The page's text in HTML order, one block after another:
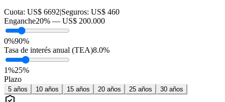
Cuota: US$ 6692|Seguros: US$ 460
Enganche20% — US$ 200.000
0%90%
Tasa de interés anual (TEA)8.0%
1%25%
Plazo
5 años 10 años 15 años 20 años 25 años 30 años